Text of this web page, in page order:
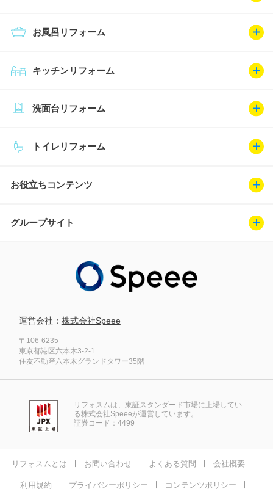
キッチンリフォーム
お風呂リフォーム
トイレリフォーム
洗面台リフォーム
お役立ちコンテンツ
グループサイト
運営会社： 株式会社Speee
〒106-6235
東京都港区六本木3-2-1
住友不動産六本木グランドタワー35階
リフォスムは、東証スタンダード市場に上場してい
る株式会社Speeeが運営しています。
証券コード：4499
リフォスムとは お問い合わせ よくある質問 会社概要
利用規約 プライバシーポリシー コンテンツポリシー